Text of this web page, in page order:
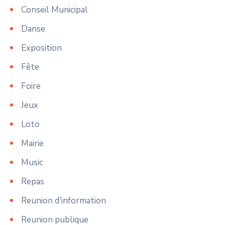
Conseil Municipal
Danse
Exposition
Fête
Foire
Jeux
Loto
Mairie
Music
Repas
Reunion d'information
Reunion publique